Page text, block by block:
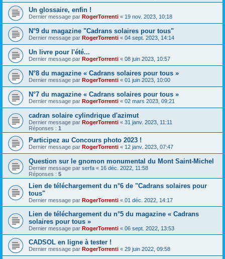
Un glossaire, enfin !
Dernier message par RogerTorrenti « 19 nov. 2023, 10:18
N°9 du magazine "Cadrans solaires pour tous"
Dernier message par RogerTorrenti « 04 sept. 2023, 14:14
Un livre pour l'été...
Dernier message par RogerTorrenti « 08 juin 2023, 10:57
N°8 du magazine « Cadrans solaires pour tous »
Dernier message par RogerTorrenti « 01 juin 2023, 10:00
N°7 du magazine « Cadrans solaires pour tous »
Dernier message par RogerTorrenti « 02 mars 2023, 09:21
cadran solaire cylindrique d'azimut
Dernier message par RogerTorrenti « 31 janv. 2023, 11:11
Réponses : 1
Participez au Concours photo 2023 !
Dernier message par RogerTorrenti « 12 janv. 2023, 07:47
Question sur le gnomon monumental du Mont Saint-Michel
Dernier message par serfa « 16 déc. 2022, 11:58
Réponses : 5
Lien de téléchargement du n°6 de "Cadrans solaires pour
tous"
Dernier message par RogerTorrenti « 01 déc. 2022, 14:17
Lien de téléchargement du n°5 du magazine « Cadrans
solaires pour tous »
Dernier message par RogerTorrenti « 06 sept. 2022, 13:53
CADSOL en ligne à tester !
Dernier message par RogerTorrenti « 29 juin 2022, 09:58